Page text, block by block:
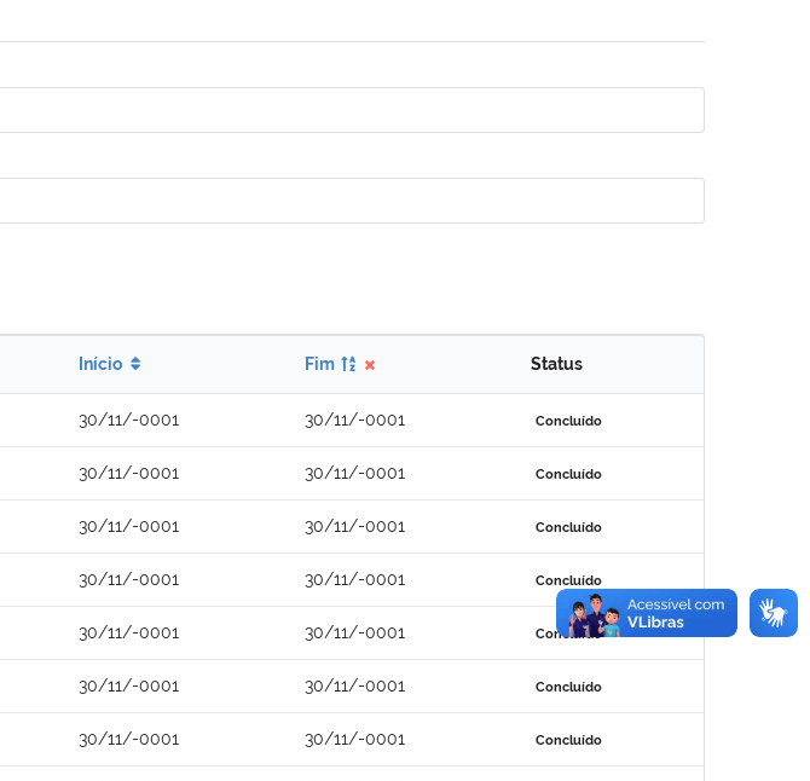
Início Fim Status
30/11/-0001 30/11/-0001 Concluído
30/11/-0001 30/11/-0001 Concluído
30/11/-0001 30/11/-0001 Concluído
30/11/-0001 30/11/-0001 Concluído
30/11/-0001 30/11/-0001 Concluído
30/11/-0001 30/11/-0001 Concluído
30/11/-0001 30/11/-0001 Concluído